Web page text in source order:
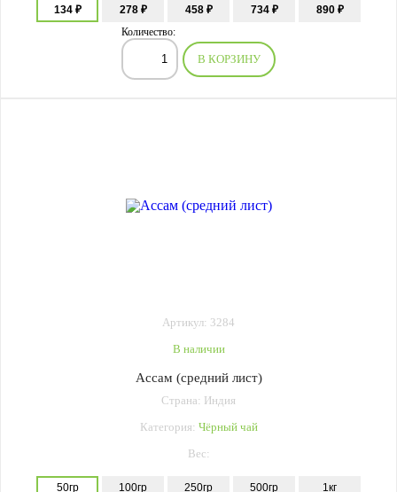
134 ₽ 278 ₽ 458 ₽ 734 ₽
890 ₽
Количество:
В КОРЗИНУ
Артикул: 3284
В наличии
Ассам (средний лист)
Страна: Индия
Категория: Чёрный чай
Вес:
50гр
100гр
250гр
500гр
1кг